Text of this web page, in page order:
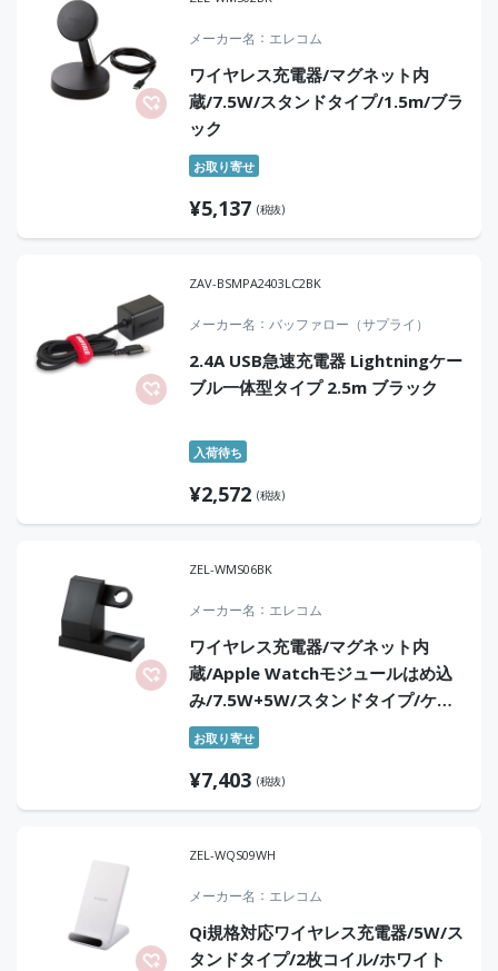
メーカー名 エレコム
ワイヤレス充電器/マグネット内
蔵/7.5W/スタンドタイプ/1.5m/ブラ
ック
お取り寄せ
¥5,137 (税抜)
ZAV-BSMPA2403LC2BK
メーカー名 バッファロー（サプライ）
2.4A USB急速充電器 Lightningケー
ブル一体型タイプ 2.5m ブラック
入荷待ち
¥2,572 (税抜)
ZEL-WMS06BK
メーカー名 エレコム
ワイヤレス充電器/マグネット内
蔵/Apple Watchモジュールはめ込
み/7.5W+5W/スタンドタイプ/ケー
ブル同梱/1.5m/ブラック
お取り寄せ
¥7,403 (税抜)
ZEL-WQS09WH
メーカー名 エレコム
Qi規格対応ワイヤレス充電器/5W/ス
タンドタイプ/2枚コイル/ホワイト